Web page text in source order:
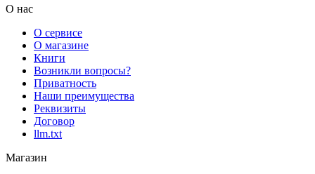
О нас
О сервисе
О магазине
Книги
Возникли вопросы?
Приватность
Наши преимущества
Реквизиты
Договор
llm.txt
Магазин